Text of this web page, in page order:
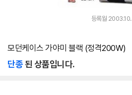
등록월 2003.10.
모던케이스 가야미 블랙 (정격200W)
단종된 상품입니다.